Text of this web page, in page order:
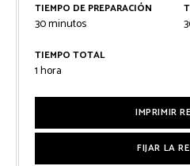
TIEMPO DE PREPARACIÓN
30minutos
minutos
TIEMPO TOTAL
1hora
hora
IMPRIMIR
FIJAR LA